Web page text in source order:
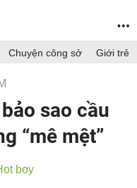
Chuyện công sở Giới trẻ
sao cầu
“mê mệt”
boy